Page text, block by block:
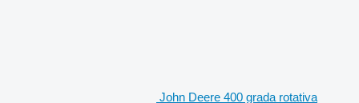
John Deere 400 grada rotativa